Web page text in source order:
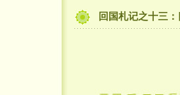
回国札记之十三